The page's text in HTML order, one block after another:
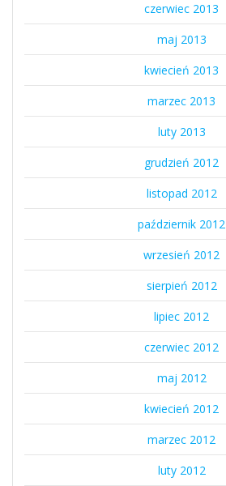
czerwiec 2013
maj 2013
kwiecień 2013
marzec 2013
luty 2013
grudzień 2012
listopad 2012
październik 2012
wrzesień 2012
sierpień 2012
lipiec 2012
czerwiec 2012
maj 2012
kwiecień 2012
marzec 2012
luty 2012